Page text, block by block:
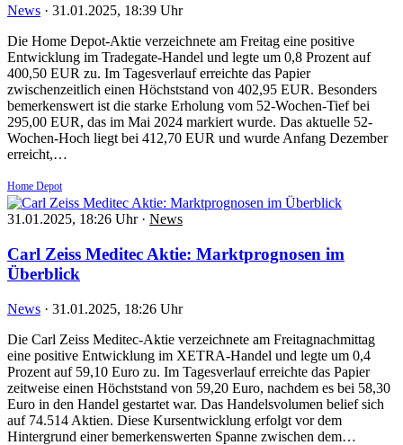
News · 31.01.2025, 18:39 Uhr
Die Home Depot-Aktie verzeichnete am Freitag eine positive
Entwicklung im Tradegate-Handel und legte um 0,8 Prozent auf
400,50 EUR zu. Im Tagesverlauf erreichte das Papier
zwischenzeitlich einen Höchststand von 402,95 EUR. Besonders
bemerkenswert ist die starke Erholung vom 52-Wochen-Tief bei
295,00 EUR, das im Mai 2024 markiert wurde. Das aktuelle 52-
Wochen-Hoch liegt bei 412,70 EUR und wurde Anfang Dezember
erreicht,…
Home Depot
31.01.2025, 18:26 Uhr · News
Carl Zeiss Meditec Aktie: Marktprognosen im
Überblick
News · 31.01.2025, 18:26 Uhr
Die Carl Zeiss Meditec-Aktie verzeichnete am Freitagnachmittag
eine positive Entwicklung im XETRA-Handel und legte um 0,4
Prozent auf 59,10 Euro zu. Im Tagesverlauf erreichte das Papier
zeitweise einen Höchststand von 59,20 Euro, nachdem es bei 58,30
Euro in den Handel gestartet war. Das Handelsvolumen belief sich
auf 74.514 Aktien. Diese Kursentwicklung erfolgt vor dem
Hintergrund einer bemerkenswerten Spanne zwischen dem…